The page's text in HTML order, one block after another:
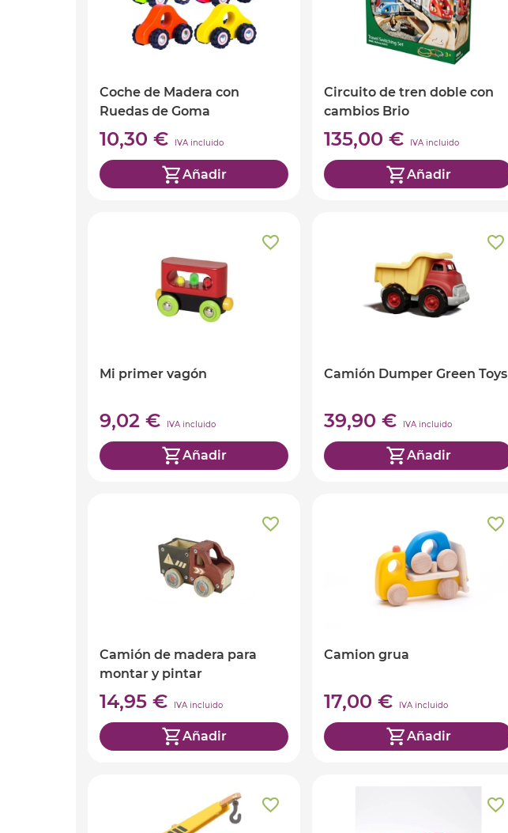
Coche de Madera con
Ruedas de Goma
10,30 € IVA incluido
Añadir
Circuito de tren doble con
cambios Brio
135,00 € IVA incluido
Añadir
Mi primer vagón
9,02 € IVA incluido
Añadir
Camión Dumper Green Toys
39,90 € IVA incluido
Añadir
Camión de madera para
montar y pintar
14,95 € IVA incluido
Añadir
Camion grua
17,00 € IVA incluido
Añadir